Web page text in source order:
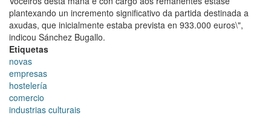
plantexando un incremento significativo da partida destinada a
axudas, que inicialmente estaba prevista en 933.000 euros\",
indicou Sánchez Bugallo.
Etiquetas
novas
empresas
hostelería
comercio
industrias culturais